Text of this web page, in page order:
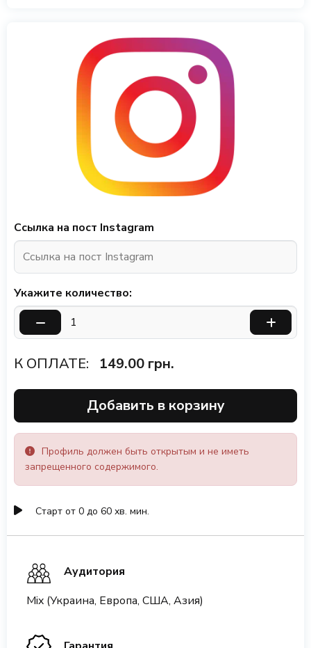
Ссылка на пост Instagram
Укажите количество:
К ОПЛАТЕ: 149.00 грн.
Добавить в корзину
Профиль должен быть открытым и не иметь
запрещенного содержимого.
Старт от 0 до 60 хв. мин.
Аудитория
Mix (Украина, Европа, США, Азия)